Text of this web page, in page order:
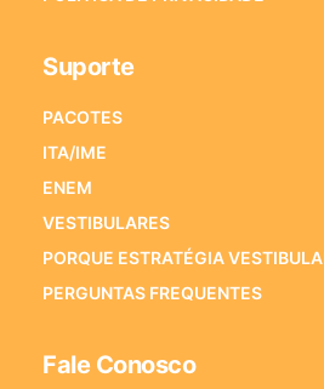
Suporte
PACOTES
ITA/IME
ENEM
VESTIBULARES
PORQUE ESTRATÉGIA
PERGUNTAS FREQUENTES
Fale Conosco